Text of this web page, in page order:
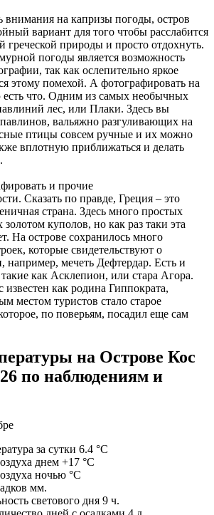
внимания на капризы погоды, остров
вариант для того чтобы расслабится
греческой природы и просто отдохнуть.
погоды является возможность
так как ослепительно яркое
этому помехой. А фотографировать на
есть что. Одним из самых необычных
лес, или Плаки. Здесь вы
вальяжно разгуливающих на
птицы совсем ручные и их можно
вплотную приближаться и делать
и прочие
Сказать по правде, Греция – это
страна. Здесь много простых
куполов, но как раз таки эта
На острове сохранилось много
которые свидетельствуют о
например, мечеть Дефтердар. Есть и
как Асклепион, или стара Агора.
как родина Гиппократа,
местом туристов стало старое
по поверьям, посадил еще сам
на Острове Кос
по наблюдениям и
за сутки 6.4 °C
днем +17 °C
ночью °C
мм.
светового дня 9 ч.